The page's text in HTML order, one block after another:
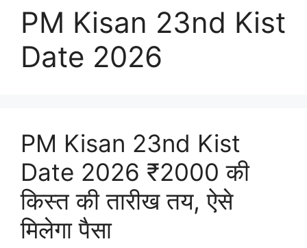
PM Kisan 23nd Kist
Date 2026
PM Kisan 23nd Kist
Date 2026 ₹2000 की
किस्त की तारीख तय, ऐसे
मिलेगा पैसा